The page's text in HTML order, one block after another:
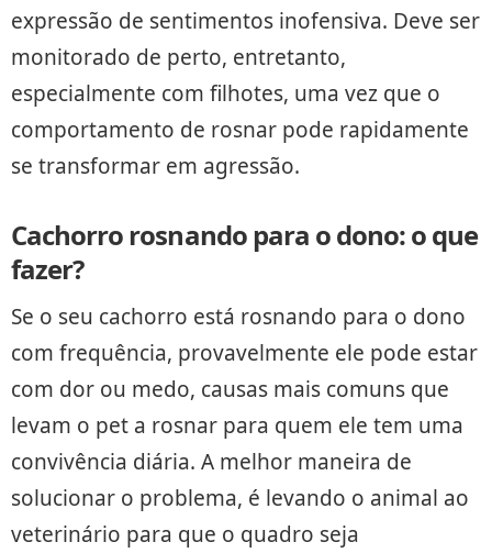
expressão de sentimentos inofensiva. Deve ser
monitorado de perto, entretanto,
especialmente com filhotes, uma vez que o
comportamento de rosnar pode rapidamente
se transformar em agressão.
Cachorro rosnando para o dono: o que
fazer?
Se o seu cachorro está rosnando para o dono
com frequência, provavelmente ele pode estar
com dor ou medo, causas mais comuns que
levam o pet a rosnar para quem ele tem uma
convivência diária. A melhor maneira de
solucionar o problema, é levando o animal ao
veterinário para que o quadro seja